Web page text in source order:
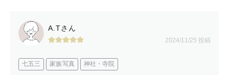
A.Tさん
2024/11/25 投稿
七五三 家族写真 神社・寺院